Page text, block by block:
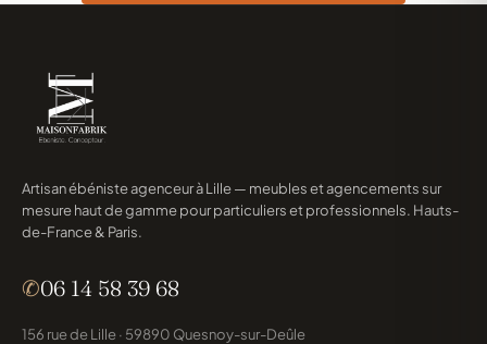
Artisan ébéniste agenceur à Lille — meubles et agencements sur
mesure haut de gamme pour particuliers et professionnels. Hauts-
de-France & Paris.
✆06 14 58 39 68
156 rue de Lille · 59890 Quesnoy-sur-Deûle